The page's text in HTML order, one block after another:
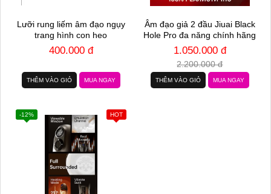
Lưỡi rung liếm âm đạo ngụy
trang hình con heo
400.000 đ
THÊM VÀO GIỎ MUA NGAY
Âm đạo giả 2 đầu Jiuai Black
Hole Pro đa năng chính hãng
1.050.000 đ
2.200.000 đ
THÊM VÀO GIỎ MUA NGAY
HOT
-12%